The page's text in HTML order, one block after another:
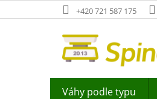
na
+420 721 587 175
Váhy podle typu